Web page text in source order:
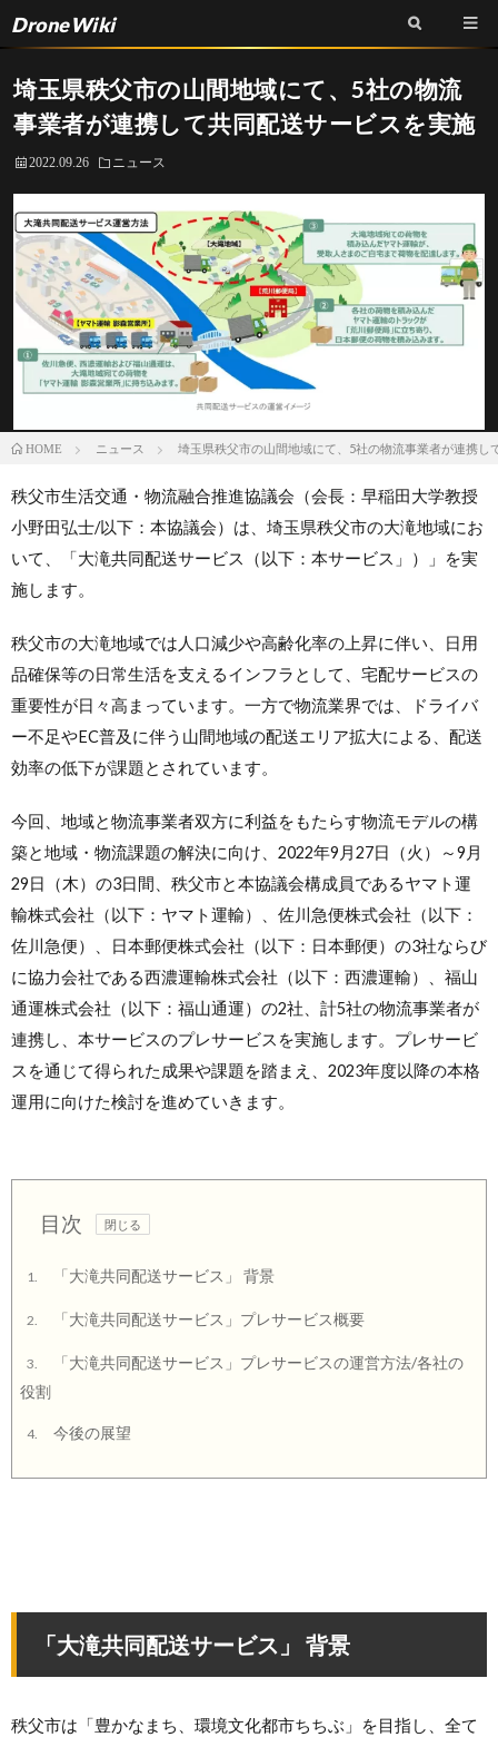
DroneWiki
埼玉県秩父市の山間地域にて、5社の物流
事業者が連携して共同配送サービスを実施
2022.09.26 ニュース
HOME ニュース 埼玉県秩父市の山間地域にて、5社の物流事業者が連携し
秩父市生活交通・物流融合推進協議会（会長：早稲田大学教授
小野田弘士/以下：本協議会）は、埼玉県秩父市の大滝地域にお
いて、「大滝共同配送サービス（以下：本サービス」）」を実
施します。
秩父市の大滝地域では人口減少や高齢化率の上昇に伴い、日用
品確保等の日常生活を支えるインフラとして、宅配サービスの
重要性が日々高まっています。一方で物流業界では、ドライバ
ー不足やEC普及に伴う山間地域の配送エリア拡大による、配送
効率の低下が課題とされています。
今回、地域と物流事業者双方に利益をもたらす物流モデルの構
築と地域・物流課題の解決に向け、2022年9月27日（火）～9月
29日（木）の3日間、秩父市と本協議会構成員であるヤマト運
輸株式会社（以下：ヤマト運輸）、佐川急便株式会社（以下：
佐川急便）、日本郵便株式会社（以下：日本郵便）の3社ならび
に協力会社である西濃運輸株式会社（以下：西濃運輸）、福山
通運株式会社（以下：福山通運）の2社、計5社の物流事業者が
連携し、本サービスのプレサービスを実施します。プレサービ
スを通じて得られた成果や課題を踏まえ、2023年度以降の本格
運用に向けた検討を進めていきます。
目次
1. 「大滝共同配送サービス」 背景
2. 「大滝共同配送サービス」プレサービス概要
3.
「大滝共同配送サービス」プレサービスの運営方法/各社の
役割
4. 今後の展望
「大滝共同配送サービス」 背景
秩父市は「豊かなまち、環境文化都市ちちぶ」を目指し、全て